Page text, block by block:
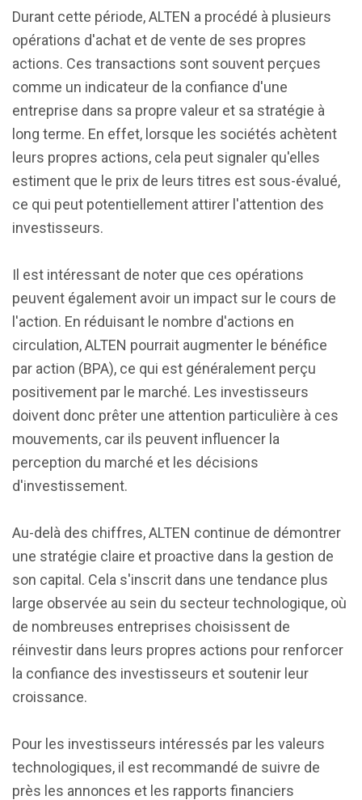
Durant cette période, ALTEN a procédé à plusieurs
opérations d'achat et de vente de ses propres
actions. Ces transactions sont souvent perçues
comme un indicateur de la confiance d'une
entreprise dans sa propre valeur et sa stratégie à
long terme. En effet, lorsque les sociétés achètent
leurs propres actions, cela peut signaler qu'elles
estiment que le prix de leurs titres est sous-évalué,
ce qui peut potentiellement attirer l'attention des
investisseurs.
Il est intéressant de noter que ces opérations
peuvent également avoir un impact sur le cours de
l'action. En réduisant le nombre d'actions en
circulation, ALTEN pourrait augmenter le bénéfice
par action (BPA), ce qui est généralement perçu
positivement par le marché. Les investisseurs
doivent donc prêter une attention particulière à ces
mouvements, car ils peuvent influencer la
perception du marché et les décisions
d'investissement.
Au-delà des chiffres, ALTEN continue de démontrer
une stratégie claire et proactive dans la gestion de
son capital. Cela s'inscrit dans une tendance plus
large observée au sein du secteur technologique, où
de nombreuses entreprises choisissent de
réinvestir dans leurs propres actions pour renforcer
la confiance des investisseurs et soutenir leur
croissance.
Pour les investisseurs intéressés par les valeurs
technologiques, il est recommandé de suivre de
près les annonces et les rapports financiers